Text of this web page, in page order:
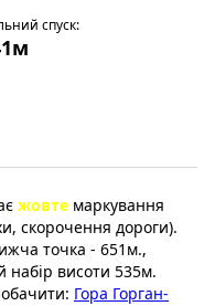
спуск:
жовте маркування
скорочення дороги).
точка - 651м.,
висоти 535м.
Гора Горган-